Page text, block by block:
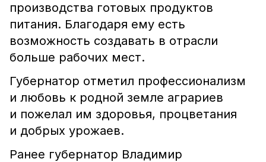
производства готовых продуктов
питания. Благодаря ему есть
возможность создавать в отрасли
больше рабочих мест.
Губернатор отметил профессионализм
и любовь к родной земле аграриев
и пожелал им здоровья, процветания
и добрых урожаев.
Ранее губернатор Владимир